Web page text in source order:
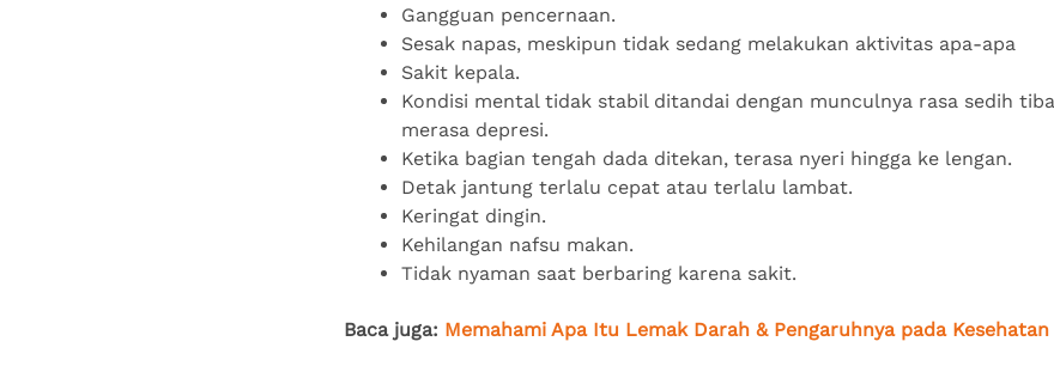
Gangguan pencernaan.
Sesak napas, meskipun tidak sedang melakukan aktivitas apa-apa
Sakit kepala.
Kondisi mental tidak stabil ditandai dengan munculnya rasa sedih
merasa depresi.
Ketika bagian tengah dada ditekan, terasa nyeri hingga ke lengan.
Detak jantung terlalu cepat atau terlalu lambat.
Keringat dingin.
Kehilangan nafsu makan.
Tidak nyaman saat berbaring karena sakit.
Baca juga: Memahami Apa Itu Lemak Darah & Pengaruhnya pada Kesehatan